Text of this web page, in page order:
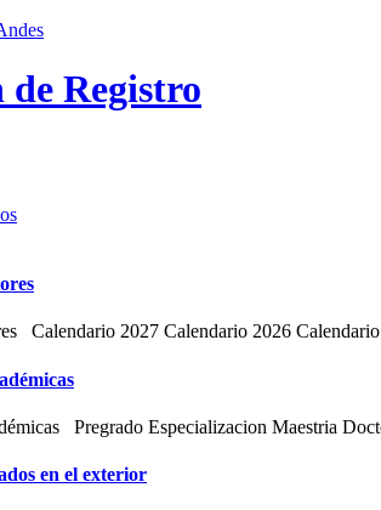
Registro
Calendario 2027 Calendario 2026
Pregrado Especializacion Maestria
en el exterior